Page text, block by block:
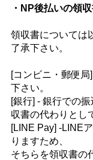
・NP後払いの領
領収書については
了承下さい。
[コンビニ・郵便
下さい。
[銀行] - 銀行での
収書の代わりとし
[LINE Pay] -LINE
りますため、
そちらを領収書の